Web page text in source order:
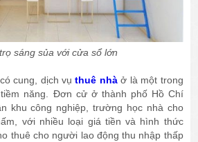
sáng sủa với cửa sổ lớn
cung, dịch vụthuê nhàở là một trong
năng. Đơn cử ở thành phố Hồ Chí
khu công nghiệp, trường học nhà cho
với nhiều loại giá tiền và hình thức
thuê cho người lao động thu nhập thấp